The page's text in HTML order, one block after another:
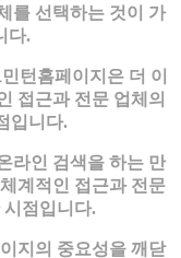
를 선택하는 것이 가
다.
턴홈페이지은 더 이
접근과 전문 업체의
입니다.
라인 검색을 하는 만
계적인 접근과 전문
점입니다.
지의 중요성을 깨닫